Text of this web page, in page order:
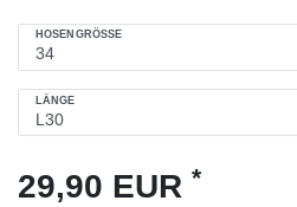
HOSENGRÖSSE
LÄNGE
29,90 EUR *